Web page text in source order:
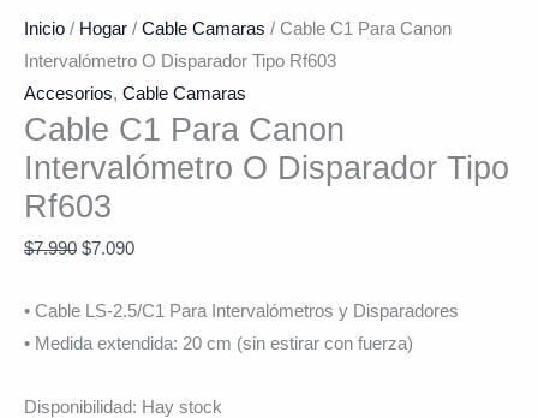
Inicio / Hogar / Cable Camaras / Cable C1 Para Canon
Intervalómetro O Disparador Tipo Rf603
Accesorios, Cable Camaras
Cable C1 Para Canon
Intervalómetro O Disparador Tipo
Rf603
$7.990 $7.090
• Cable LS-2.5/C1 Para Intervalómetros y Disparadores
• Medida extendida: 20 cm (sin estirar con fuerza)
Disponibilidad: Hay stock